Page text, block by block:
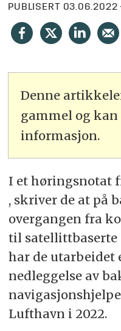
PUBLISERT
Denne
gammel og
informasjon.
I et høringsnotat
, skriver de at på
overgangen fra
til satellittbaserte
har de utarbeidet
nedleggelse av
Lufthavn i 2022.